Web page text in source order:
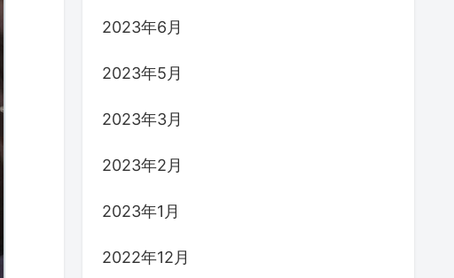
2023年6月
2023年5月
2023年3月
2023年2月
2023年1月
2022年12月